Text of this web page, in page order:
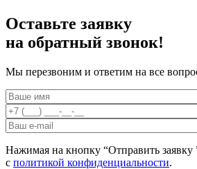
Оставьте заявку
на обратный звонок!
Мы перезвоним и ответим на все
Нажимая на кнопку “Отправить заявку
с политикой конфиденциальности.